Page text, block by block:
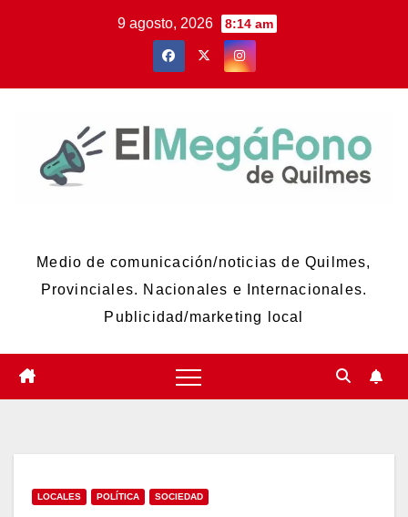
9 agosto, 2026 8:14 am
Medio de comunicación/noticias de Quilmes,
Provinciales. Nacionales e Internacionales.
Publicidad/marketing local
LOCALES POLÍTICA SOCIEDAD